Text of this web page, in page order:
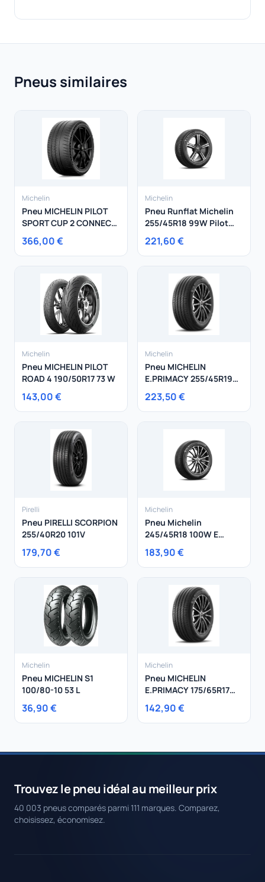
Pneus similaires
Michelin
Pneu MICHELIN PILOT
SPORT CUP 2 CONNECT
295/35R20 105Y
366,00 €
Michelin
Pneu Runflat Michelin
255/45R18 99W Pilot
Sport 4 EMT
221,60 €
Michelin
Pneu MICHELIN PILOT
ROAD 4 190/50R17 73 W
143,00 €
Michelin
Pneu MICHELIN
E.PRIMACY 255/45R19
104W
223,50 €
Pirelli
Pneu PIRELLI SCORPION
255/40R20 101V
179,70 €
Michelin
Pneu Michelin
245/45R18 100W E
Primacy XL
183,90 €
Michelin
Pneu MICHELIN S1
100/80-10 53 L
36,90 €
Michelin
Pneu MICHELIN
E.PRIMACY 175/65R17
87H
142,90 €
Trouvez le pneu idéal au meilleur prix
40 003 pneus comparés parmi 111 marques. Comparez,
choisissez, économisez.